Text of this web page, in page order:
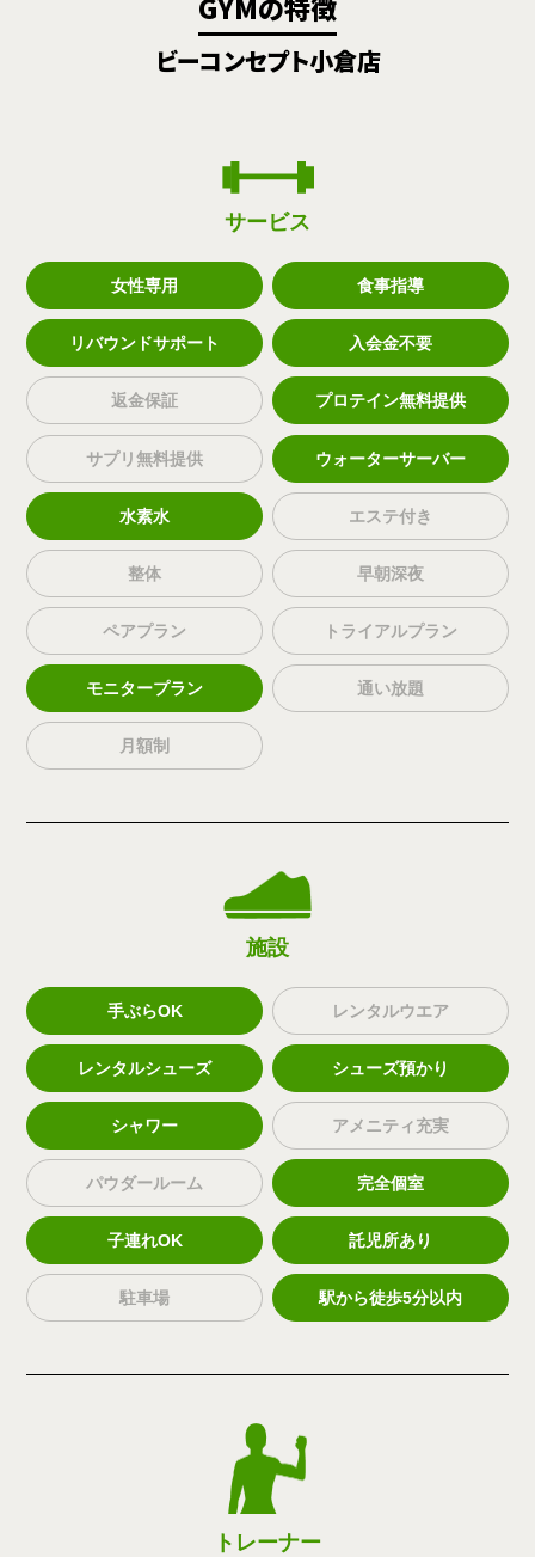
ビーコンセプト小倉店
サービス
女性専用 食事指導
リバウンドサポート 入会金不要
返金保証 プロテイン無料提供
サプリ無料提供 ウォーターサーバー
水素水 エステ付き
整体 早朝深夜
ペアプラン トライアルプラン
モニタープラン 通い放題
月額制
施設
手ぶらOK レンタルウエア
レンタルシューズ シューズ預かり
シャワー アメニティ充実
パウダールーム 完全個室
子連れOK 託児所あり
駐車場 駅から徒歩5分以内
トレーナー